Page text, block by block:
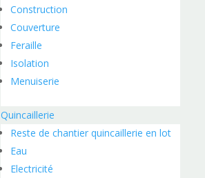
Construction
Couverture
Feraille
Isolation
Menuiserie
Quincaillerie
Reste de chantier quincaillerie en lot
Eau
Electricité